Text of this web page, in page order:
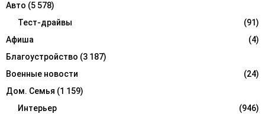
o
R
C
H
Авто (5 578)
Тест-драйвы
(91)
Афиша
(4)
Благоустройство (3 187)
Военные новости
(24)
Дом. Семья (1 159)
Интерьер
(946)